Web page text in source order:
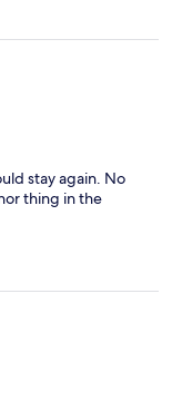
stay again. No
thing in the